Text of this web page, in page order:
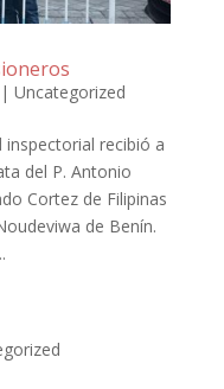
Uncategorized
inspectorial recibió a
del P. Antonio
Cortez de Filipinas
de Benín.